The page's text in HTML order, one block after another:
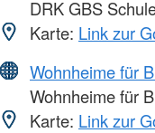
DRK GBS
Karte: Link zur
Wohnheime für
Wohnheime für
Karte: Link zur